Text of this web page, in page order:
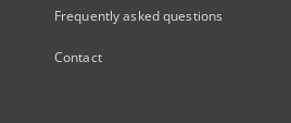
Frequently asked questions
Contact